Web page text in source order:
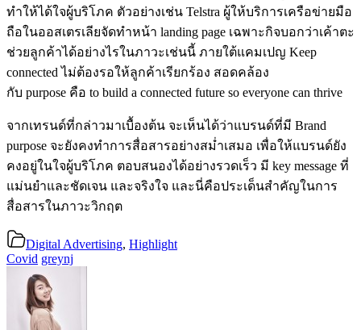
ทำให้ได้ใจผู้บริโภค ตัวอย่างเช่น Telstra ผู้ให้บริการเครือข่ายมือ
ถือในออสเตรเลียจัดทำหน้า landing page เฉพาะกิจบอกว่าเค้าตะ
ช่วยลูกค้าได้อย่างไรในภาวะเช่นนี้ ภายใต้แคมเปญ Keep
connected ไม่ต้องรอให้ลูกค้าเรียกร้อง สอดคล้อง
กับ purpose คือ to build a connected future so everyone can thrive
จากเทรนด์ที่กล่าวมาเบื้องต้น จะเห็นได้ว่าแบรนด์ที่มี Brand
purpose จะยังคงทำการสื่อสารอย่างสม่ำเสมอ เพื่อให้แบรนด์ยัง
คงอยู่ในใจผู้บริโภค ตอบสนองได้อย่างรวดเร็ว มี key message ที่
แม่นยำและชัดเจน และจริงใจ และนี่คือประเด็นสำคัญในการ
สื่อสารในภาวะวิกฤต
Digital Advertising, Highlight
Covid greynj